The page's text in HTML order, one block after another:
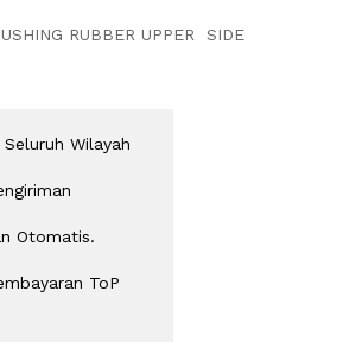
RUBBER UPPER SIDE
Wilayah
Otomatis.
ToP